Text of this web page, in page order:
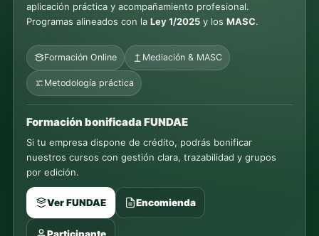
aplicación práctica y acompañamiento profesional.
Programas alineados con la Ley 1/2025 y los MASC.
Formación Online Mediación & MASC
Metodología práctica
Formación bonificada FUNDAE
Si tu empresa dispone de crédito, podrás bonificar
nuestros cursos con gestión clara, trazabilidad y grupos
por edición.
Ver FUNDAE Encomienda